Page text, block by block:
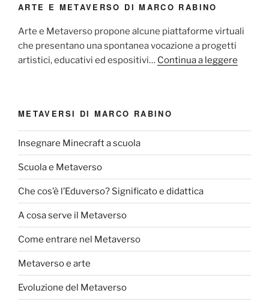
ARTE E METAVERSO DI MARCO RABINO
Arte e Metaverso propone alcune piattaforme virtuali
che presentano una spontanea vocazione a progetti
artistici, educativi ed espositivi… Continua a leggere
METAVERSI DI MARCO RABINO
Insegnare Minecraft a scuola
Scuola e Metaverso
Che cos’è l’Eduverso? Significato e didattica
A cosa serve il Metaverso
Come entrare nel Metaverso
Metaverso e arte
Evoluzione del Metaverso